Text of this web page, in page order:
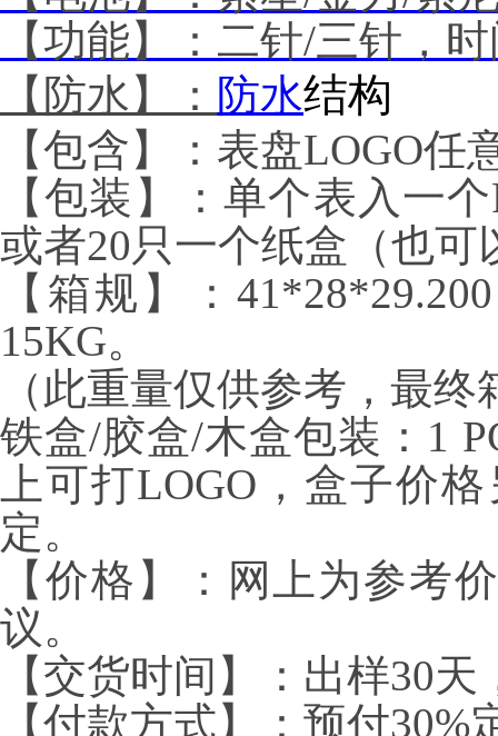
【功能】：二针/三针，
【防水】： 防水结构
【包含】：表盘LOGO任
【包装】：单个表入一个
或者20只一个纸盒（也
【箱规】：41*28*29.200
15KG。
（此重量仅供参考，最
铁盒/胶盒/木盒包装： 1
上可打LOGO ，盒子价
定。
【价格】：网上为参考
议。
【交货时间】：出样30
【付款方式】：预付30%